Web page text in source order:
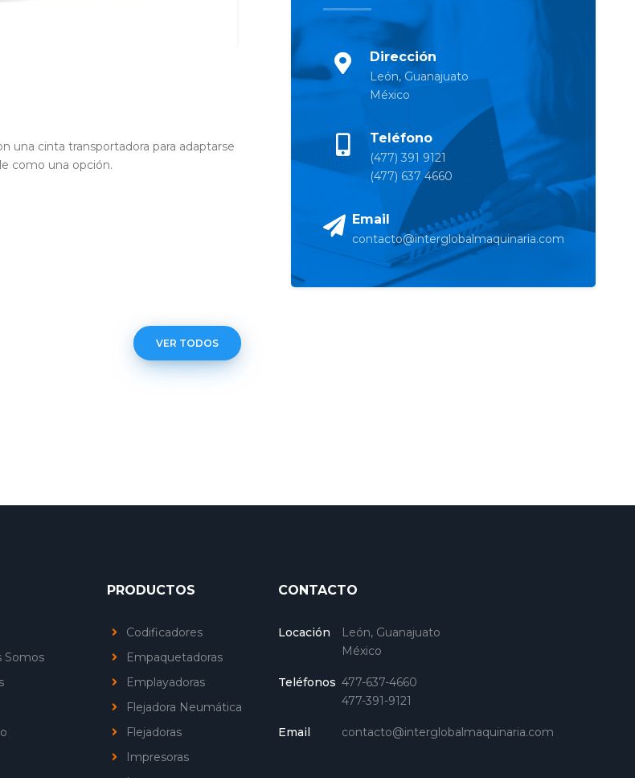
una cinta transportadora para adaptarse
como una opción.
VER TODOS
Dirección
León, Guanajuato
México
Teléfono
(477) 391 9121
(477) 637 4660
Email
contacto@interglobalmaquinaria.com
Somos
PRODUCTOS
Codificadores
Empaquetadoras
Emplayadoras
Flejadora Neumática
Flejadoras
Impresoras
CONTACTO
Locación
León, Guanajuato
México
Teléfonos 477-637-4660
477-391-9121
Email contacto@interglobalmaquinaria.com